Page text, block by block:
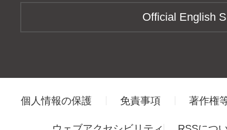
Official English
個人情報の保護 免責事項 著作権